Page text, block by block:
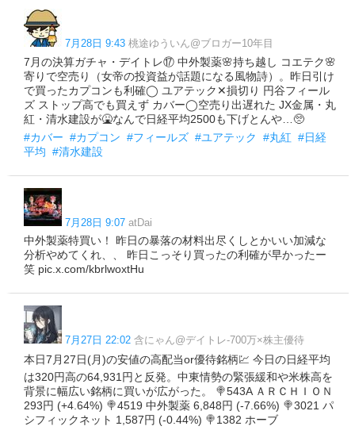
7月28日 9:43 桃途ゆういん@ブロガー10年目
7月の決算ガチャ・デイトレ⑰ 中外製薬🌸持ち越し コエテク🌸
寄りで空売り（女帝の投資益が話題になる風物詩）。昨日引け
で買ったカプコンも利確◯ ユアテック✕損切り 円谷フィール
ズ ストップ高でも買えず カバー◯空売り出遅れた JX金属・丸
紅・清水建設が🤮なんで日経平均2500も下げとんや…🥺
#カバー #カプコン #フィールズ #ユアテック #丸紅 #日経
平均 #清水建設
7月28日 9:07 atDai
中外製薬特買い！ 昨日の暴落の材料出尽くしとかいい加減な
分析やめてくれ、、 昨日こっそり買ったの利確が早かったー
笑 pic.x.com/kbrlwoxtHu
7月27日 22:02 含にゃん@デイトレ-700万×株主優待
本日7月27日(月)の安値の高配当or優待銘柄︎💹 今日の日経平均
は320円高の64,931円と反発。中東情勢の緊張緩和や米株高を
背景に幅広い銘柄に買いが広がった。 🍭543A ＡＲＣＨＩＯＮ
293円 (+4.64%) 🍭4519 中外製薬 6,848円 (-7.66%) 🍭3021 パ
シフィックネット 1,587円 (-0.44%) 🍭1382 ホーブ